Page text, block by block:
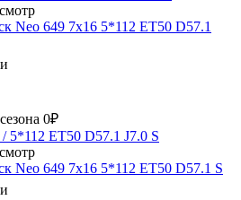
Neo 649 7x16 5*112 ET50 D57.1
0₽
Neo 649 7x16 5*112 ET50 D57.1 S